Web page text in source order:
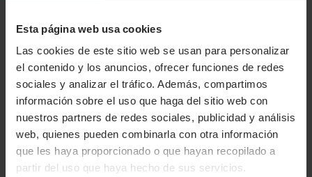
Esta página web usa cookies
Las cookies de este sitio web se usan para personalizar
el contenido y los anuncios, ofrecer funciones de redes
sociales y analizar el tráfico. Además, compartimos
información sobre el uso que haga del sitio web con
nuestros partners de redes sociales, publicidad y análisis
web, quienes pueden combinarla con otra información
que les haya proporcionado o que hayan recopilado a
partir del uso que haya hecho de sus servicios.
¿Te ha resultado útil la información de este producto?